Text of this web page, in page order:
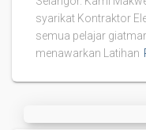
syarikat Kontraktor
semua pelajar
menawarkan Latihan